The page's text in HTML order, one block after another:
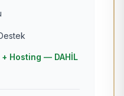
Hosting — DAHİL